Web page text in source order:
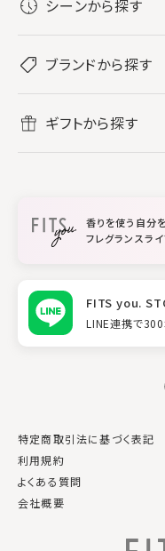
レディース香水
メンズ香水
ボディミスト・スプレ
すべてのバス・ボデ
ボディ・ハンドクリ
入浴剤
ホームフレグランス
すべてのホームフレ
ルームフレグランス
スタイリング
シーンから探す
リフレッシュしたい
ブランドから探す
ギフトから探す
香りを使う自分
フレグランスラ
FITS you.
LINE連携で300
特定商取引法に基づく表記
利用規約
よくある質問
会社概要